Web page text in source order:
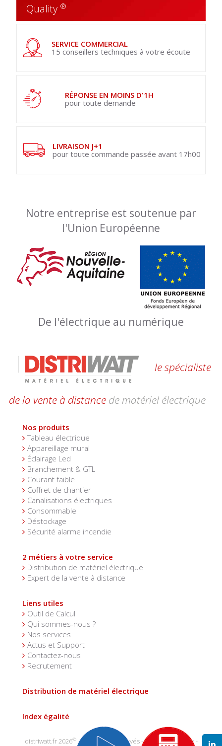
Quality ®
SERVICE COMMERCIAL
15 conseillers techniques à votre écoute
RÉPONSE EN MOINS D'1H
pour toute demande
LIVRAISON J+1
pour toute commande passée avant 17h00
Notre entreprise est soutenue par
l'Union Européenne
De l'électrique au numérique
le spécialiste
de la vente à distance de matériel électrique
Nos produits
Tableau électrique
Appareillage mural
Éclairage Led
Branchement & GTL
Courant faible
Coffret de chantier
Canalisations électriques
Consommable
Déstockage
Sécurité alarme incendie
2 métiers à votre service
Distribution de matériel électrique
Expert de la vente à distance
Liens utiles
Outil de Calcul
Qui sommes-nous ?
Nos services
Actus et Support
Contactez-nous
Recrutement
Distribution de matériel électrique
Index égalité
distriwatt.fr 2026©- tous droits réservés -mentions légales-